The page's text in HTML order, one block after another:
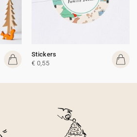
Stickers
€ 0,55